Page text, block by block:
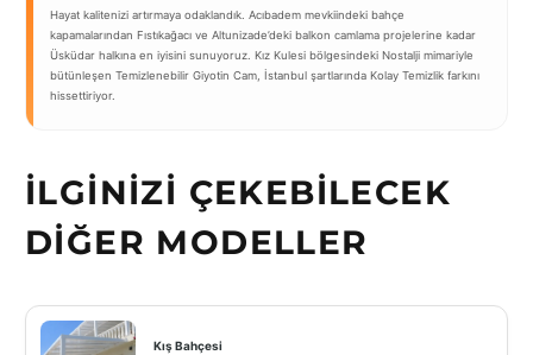
Hayat kalitenizi artırmaya odaklandık. Acıbadem mevkiindeki bahçe
kapamalarından Fıstıkağacı ve Altunizade’deki balkon camlama projelerine kadar
Üsküdar halkına en iyisini sunuyoruz. Kız Kulesi bölgesindeki Nostalji mimariyle
bütünleşen Temizlenebilir Giyotin Cam, İstanbul şartlarında Kolay Temizlik farkını
hissettiriyor.
İLGINIZI ÇEKEBILECEK
DIĞER MODELLER
Kış Bahçesi